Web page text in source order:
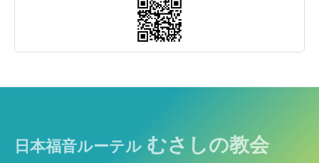
日本福音ルーテル むさしの教会